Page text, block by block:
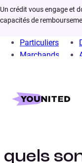
Un crédit vous engage et
capacités de
Particuliers
Marchands
Home
Conditions rachat
quels